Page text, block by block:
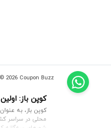
2026 Coupon Buzz
کوپن باز:
کوپن باز، به
محلی در سراسر